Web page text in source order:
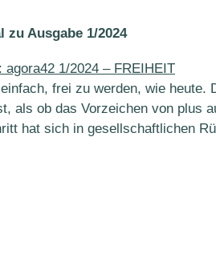
zu Ausgabe 1/2024
frei zu werden, wie heute.
als ob das Vorzeichen von plus
hat sich in gesellschaftlichen